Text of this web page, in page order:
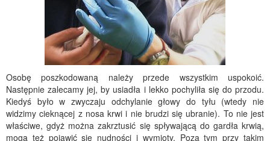
Osobę poszkodowaną należy przede wszystkim uspokoić.
Następnie zalecamy jej, by usiadła i lekko pochyliła się do przodu.
Kiedyś było w zwyczaju odchylanie głowy do tyłu (wtedy nie
widzimy cieknącej z nosa krwi i nie brudzi się ubranie). To nie jest
właściwe, gdyż można zakrztusić się spływającą do gardła krwią,
mogą też pojawić się nudności i wymioty. Poza tym przy takim